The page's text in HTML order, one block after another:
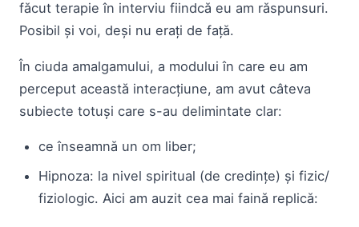
făcut terapie în interviu fiindcă eu am răspunsuri.
Posibil și voi, deși nu erați de față.
În ciuda amalgamului, a modului în care eu am
perceput această interacțiune, am avut câteva
subiecte totuși care s-au delimintate clar:
ce înseamnă un om liber;
Hipnoza: la nivel spiritual (de credințe) și fizic/
fiziologic. Aici am auzit cea mai faină replică: